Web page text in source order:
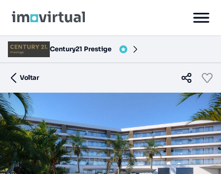
Century21 Prestige
Voltar